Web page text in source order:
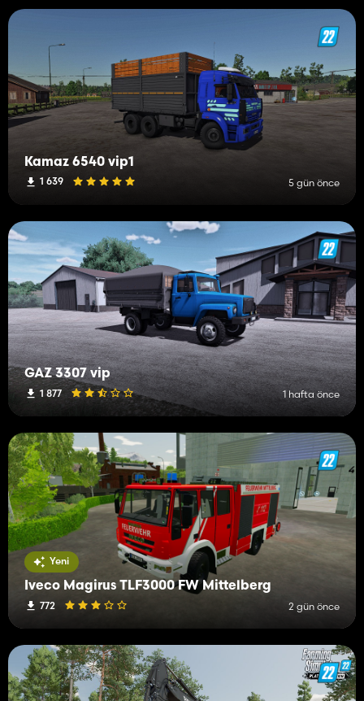
Kamaz 6540 vip1
1 639 5 gün önce
GAZ 3307 vip
1 877 1 hafta önce
Yeni
Iveco Magirus TLF3000 FW Mittelberg
772 2 gün önce